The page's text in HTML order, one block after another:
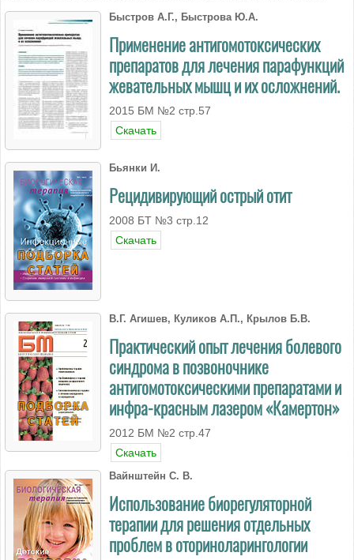
Быстров А.Г., Быстрова Ю.А.
Применение антигомотоксических
препаратов для лечения парафункций
жевательных мышц и их осложнений.
2015 БМ №2 стр.57
Скачать
Бьянки И.
Рецидивирующий острый отит
2008 БT №3 стр.12
Скачать
В.Г. Агишев, Куликов А.П., Крылов Б.В.
Практический опыт лечения болевого
синдрома в позвоночнике
антигомотоксическими препаратами и
инфра-красным лазером «Камертон»
2012 БМ №2 стр.47
Скачать
Вайнштейн С. В.
Использование биорегуляторной
терапии для решения отдельных
проблем в оториноларингологии